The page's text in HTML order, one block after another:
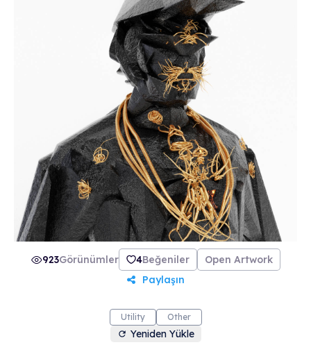
923Görünümler 4Beğeniler
Open Artwork
Paylaşın
Utility Other
Yeniden Yükle